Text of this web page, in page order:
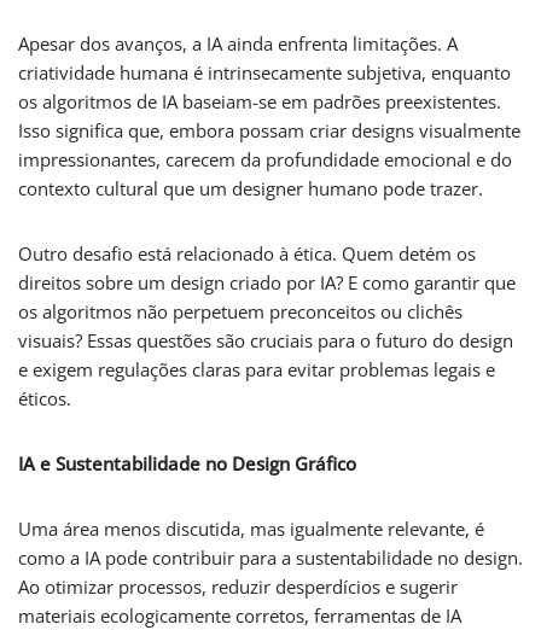
Apesar dos avanços, a IA ainda enfrenta limitações. A
criatividade humana é intrinsecamente subjetiva, enquanto
os algoritmos de IA baseiam-se em padrões preexistentes.
Isso significa que, embora possam criar designs visualmente
impressionantes, carecem da profundidade emocional e do
contexto cultural que um designer humano pode trazer.
Outro desafio está relacionado à ética. Quem detém os
direitos sobre um design criado por IA? E como garantir que
os algoritmos não perpetuem preconceitos ou clichês
visuais? Essas questões são cruciais para o futuro do design
e exigem regulações claras para evitar problemas legais e
éticos.
IA e Sustentabilidade no Design Gráfico
Uma área menos discutida, mas igualmente relevante, é
como a IA pode contribuir para a sustentabilidade no design.
Ao otimizar processos, reduzir desperdícios e sugerir
materiais ecologicamente corretos, ferramentas de IA